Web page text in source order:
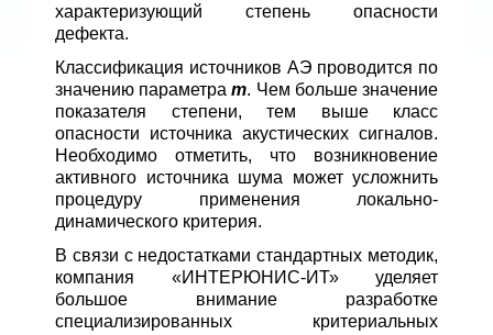
характеризующий степень опасности
дефекта.
Классификация источников АЭ проводится по
значению параметраm. Чем больше значение
показателя степени, тем выше класс
опасности источника акустических сигналов.
Необходимо отметить, что возникновение
активного источника шума может усложнить
процедуру применения локально-
динамического критерия.
В связи с недостатками стандартных методик,
компания «ИНТЕРЮНИС-ИТ» уделяет
большое внимание разработке
специализированных критериальных